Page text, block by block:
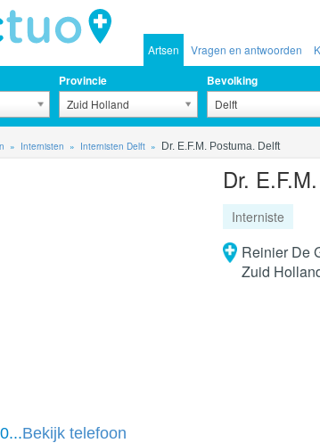
Artsen Vragen en antwoorden
Provincie
Zuid Holland
Bevolking
Delft
Internisten Internisten Delft Dr. E.F.M. Postuma. Delft
Bekijk telefoon
Dr.
Interniste
Reinier De
Zuid